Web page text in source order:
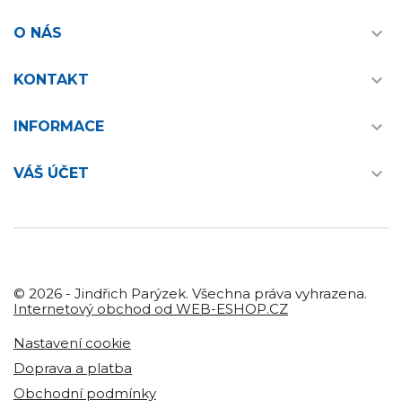
O NÁS 
KONTAKT 
INFORMACE 
VÁŠ ÚČET 
© 2026 - Jindřich Parýzek. Všechna práva vyhrazena.
Internetový obchod od WEB-ESHOP.CZ
Nastavení cookie
Doprava a platba
Obchodní podmínky